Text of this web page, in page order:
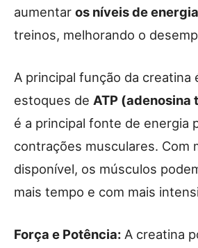
aumentar os níveis de energia
treinos, melhorando o
A principal função da creatina
estoques de ATP
é a principal fonte de energia
contrações musculares. Com
disponível, os músculos
mais tempo e com mais
Força e Potência: A creatina